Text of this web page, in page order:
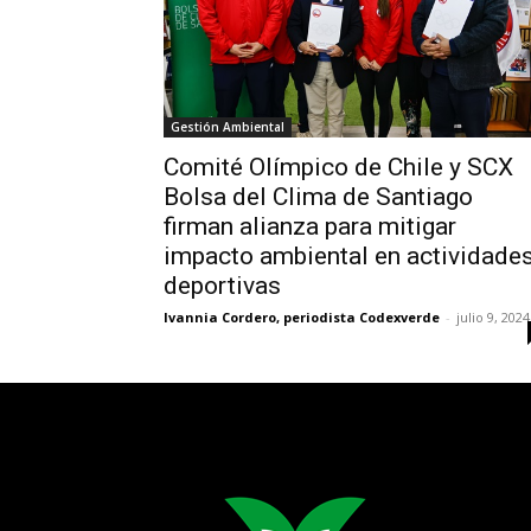
Gestión Ambiental
Comité Olímpico de Chile y SCX
Bolsa del Clima de Santiago
firman alianza para mitigar
impacto ambiental en
deportivas
Ivannia Cordero, periodista Codexverde - julio 9, 2024